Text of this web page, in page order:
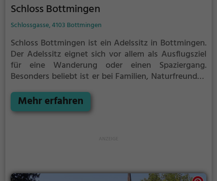
Schloss Bottmingen
Schlossgasse, 4103 Bottmingen
Schloss Bottmingen ist ein Adelssitz in Bottmingen.
Der Adelssitz eignet sich vor allem als Ausflugsziel
für eine Wanderung oder einen Spaziergang.
Besonders beliebt ist er bei Familien, Naturfreunden
historische Aspekte aus längst vergangenen Zeiten
und bietet einen kleinen Einblick in die Geschichte.
Mehr erfahren